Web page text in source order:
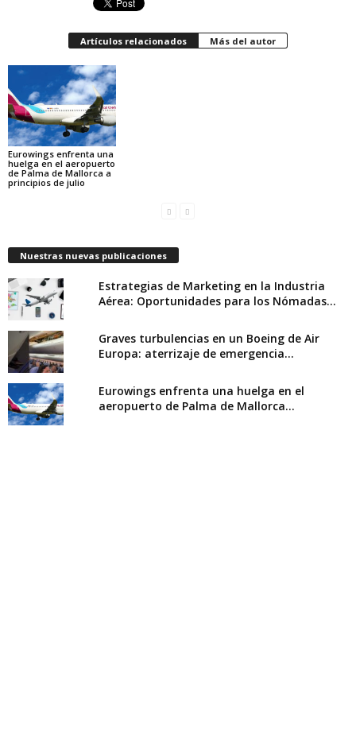
Artículos relacionados Más del autor
Eurowings enfrenta una
huelga en el aeropuerto
de Palma de Mallorca a
principios de julio
Nuestras nuevas publicaciones
Estrategias de Marketing en la Industria
Aérea: Oportunidades para los Nómadas...
Graves turbulencias en un Boeing de Air
Europa: aterrizaje de emergencia...
Eurowings enfrenta una huelga en el
aeropuerto de Palma de Mallorca...